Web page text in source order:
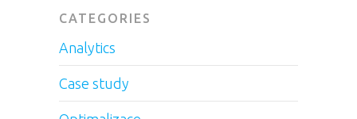
CATEGORIES
Analytics
Case study